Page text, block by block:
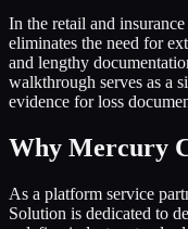
In the retail and
eliminates the need for
and lengthy
walkthrough serves as a
evidence for loss
Why Mercury
As a platform service
Solution is dedicated to